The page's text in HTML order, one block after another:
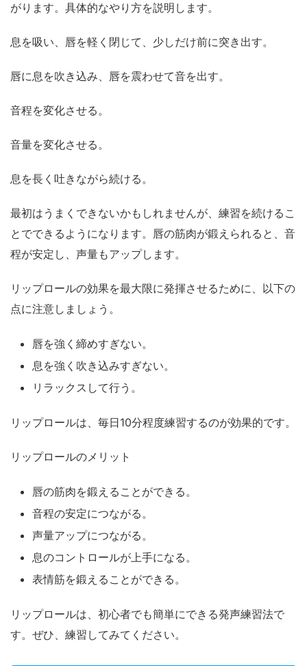
がります。具体的なやり方を説明します。
息を吸い、唇を軽く閉じて、少しだけ前に突き出す。
唇に息を吹き込み、唇を震わせて音を出す。
音程を変化させる。
音量を変化させる。
息を長く吐きながら続ける。
最初はうまくできないかもしれませんが、練習を続けるこ
とでできるようになります。唇の筋肉が鍛えられると、音
程が安定し、声量もアップします。
リップロールの効果を最大限に発揮させるために、以下の
点に注意しましょう。
唇を強く締めすぎない。
息を強く吹き込みすぎない。
リラックスして行う。
リップロールは、毎日10分程度練習するのが効果的です。
リップロールのメリット
唇の筋肉を鍛えることができる。
音程の安定につながる。
声量アップにつながる。
息のコントロールが上手になる。
表情筋を鍛えることができる。
リップロールは、初心者でも簡単にできる発声練習法で
す。ぜひ、練習してみてください。